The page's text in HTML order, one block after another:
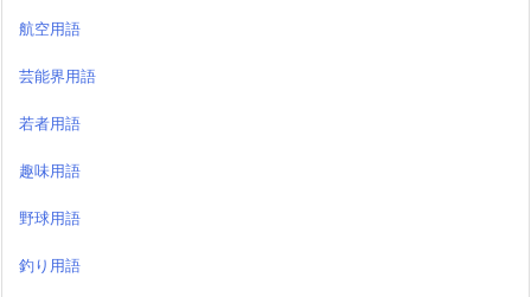
航空用語
芸能界用語
若者用語
趣味用語
野球用語
釣り用語